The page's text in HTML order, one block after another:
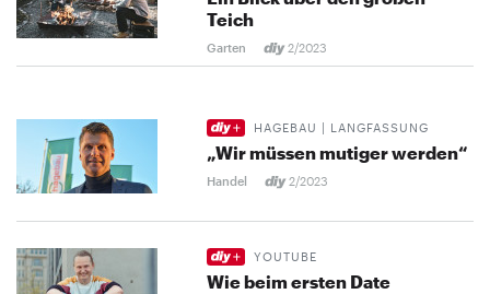
Teich
Garten 2/2023
HAGEBAU | LANGFASSUNG
„Wir müssen mutiger werden“
Handel 2/2023
YOUTUBE
Wie beim ersten Date